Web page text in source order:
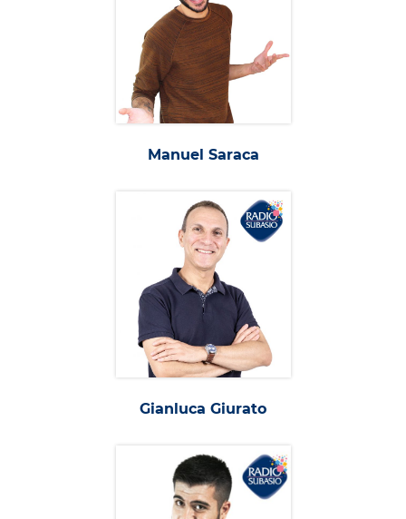
Manuel Saraca
Gianluca Giurato